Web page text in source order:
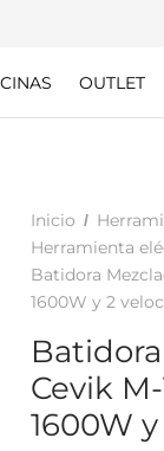
OUTLET
Inicio /
Herramienta
Batidora
1600W y 2
Cevik
1600W